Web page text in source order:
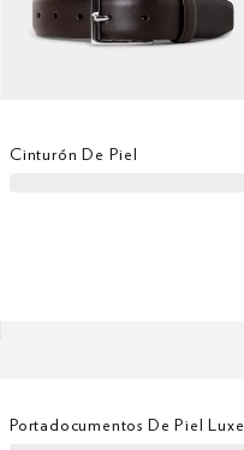
Cinturón De Piel
Portadocumentos De Piel Luxe